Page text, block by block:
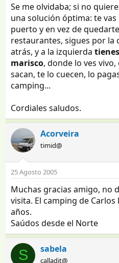
Se me olvidaba; si no
una solución óptima: te vas
puerto y en vez de
restaurantes, sigues por la
atrás, y a la izquierda
marisco, donde lo ves
sacan, te lo cuecen, lo
camping...
Cordiales saludos.
Acorveira
timid@
25 Agosto 2005
Muchas gracias amigo, no
visita. El camping de
años.
Saúdos desde el Norte
S sabela
calladit@